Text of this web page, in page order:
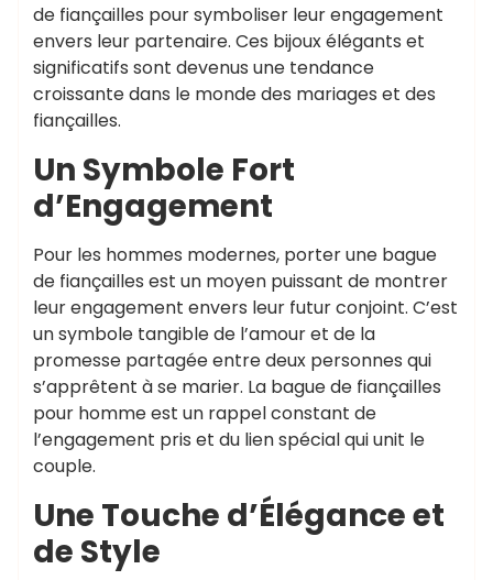
de fiançailles pour symboliser leur engagement
envers leur partenaire. Ces bijoux élégants et
significatifs sont devenus une tendance
croissante dans le monde des mariages et des
fiançailles.
Un Symbole Fort
d’Engagement
Pour les hommes modernes, porter une bague
de fiançailles est un moyen puissant de montrer
leur engagement envers leur futur conjoint. C’est
un symbole tangible de l’amour et de la
promesse partagée entre deux personnes qui
s’apprêtent à se marier. La bague de fiançailles
pour homme est un rappel constant de
l’engagement pris et du lien spécial qui unit le
couple.
Une Touche d’Élégance et
de Style